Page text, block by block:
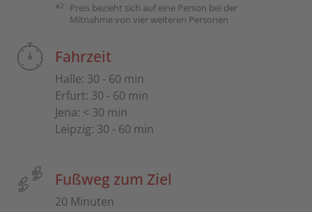
*2
Preis bezieht sich auf eine Person bei der
Mitnahme von vier weiteren Personen
Fahrzeit
Halle: 30 - 60 min
Erfurt: 30 - 60 min
Jena: < 30 min
Leipzig: 30 - 60 min
Fußweg zum Ziel
20 Minuten